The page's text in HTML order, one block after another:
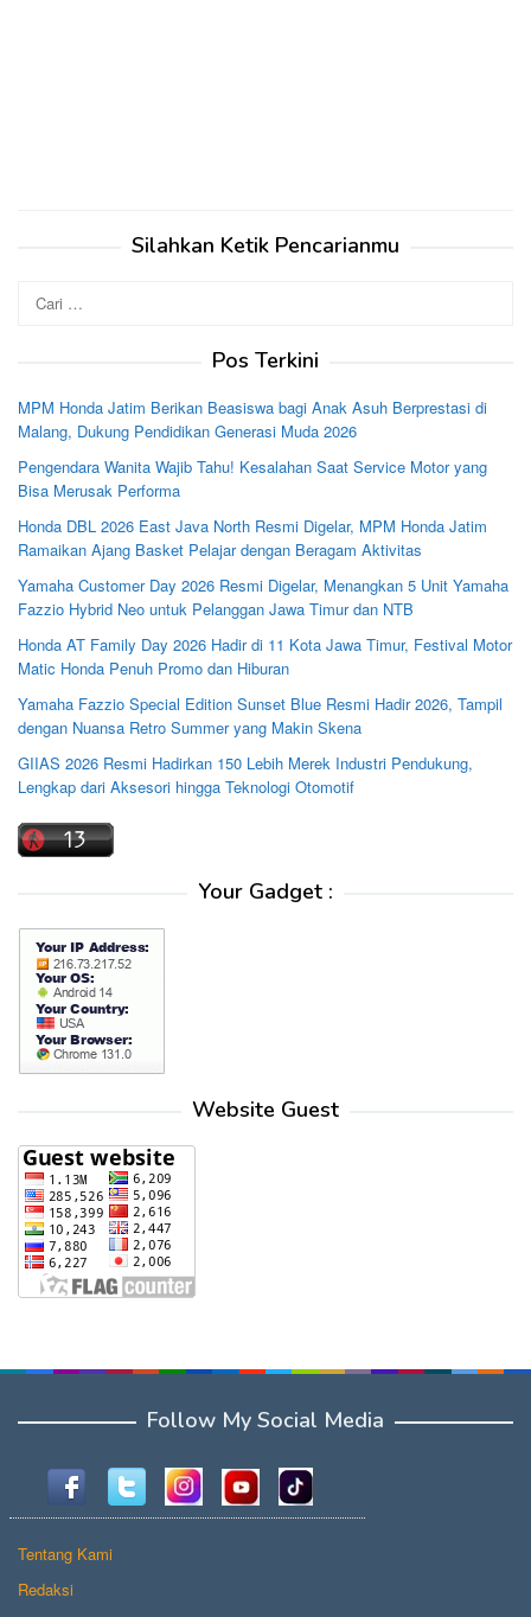
Silahkan Ketik Pencarianmu
untuk:
Pos Terkini
MPM Honda Jatim Berikan Beasiswa bagi Anak Asuh Berprestasi di
Malang, Dukung Pendidikan Generasi Muda 2026
Pengendara Wanita Wajib Tahu! Kesalahan Saat Service Motor yang
Bisa Merusak Performa
Honda DBL 2026 East Java North Resmi Digelar, MPM Honda Jatim
Ramaikan Ajang Basket Pelajar dengan Beragam Aktivitas
Yamaha Customer Day 2026 Resmi Digelar, Menangkan 5 Unit Yamaha
Fazzio Hybrid Neo untuk Pelanggan Jawa Timur dan NTB
Honda AT Family Day 2026 Hadir di 11 Kota Jawa Timur, Festival Motor
Matic Honda Penuh Promo dan Hiburan
Yamaha Fazzio Special Edition Sunset Blue Resmi Hadir 2026, Tampil
dengan Nuansa Retro Summer yang Makin Skena
GIIAS 2026 Resmi Hadirkan 150 Lebih Merek Industri Pendukung,
Lengkap dari Aksesori hingga Teknologi Otomotif
Your Gadget :
Website Guest
Follow My Social Media
Tentang Kami
Redaksi